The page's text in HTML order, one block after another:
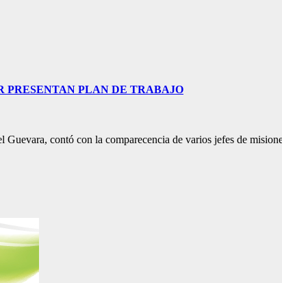
PRESENTAN PLAN DE TRABAJO
contó con la comparecencia de varios jefes de